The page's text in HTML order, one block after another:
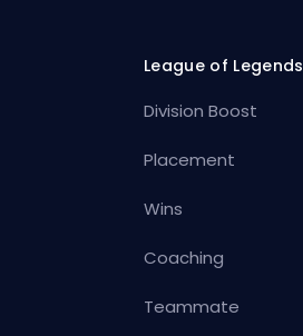
League of Legends
Division Boost
Placement
Wins
Coaching
Teammate